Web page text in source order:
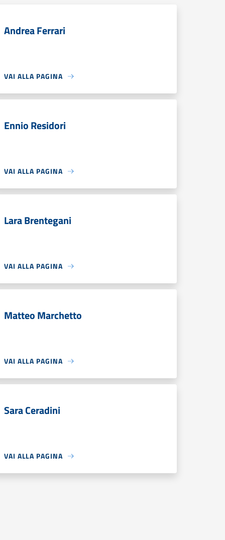
Andrea Ferrari
VAI ALLA PAGINA
Ennio Residori
VAI ALLA PAGINA
Lara Brentegani
VAI ALLA PAGINA
Matteo Marchetto
VAI ALLA PAGINA
Sara Ceradini
VAI ALLA PAGINA